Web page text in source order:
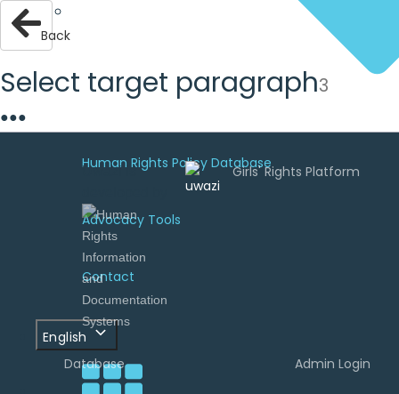
Human Rights Policy Database
Advocacy Tools
Contact
English
Back
Select target paragraph3
●●●
Uwazi is
Database Admin Login